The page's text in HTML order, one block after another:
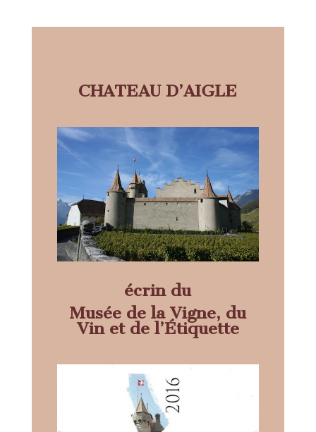
CHATEAU D’AIGLE
écrin du
Musée de la Vigne, du
Vin et de l’Étiquette